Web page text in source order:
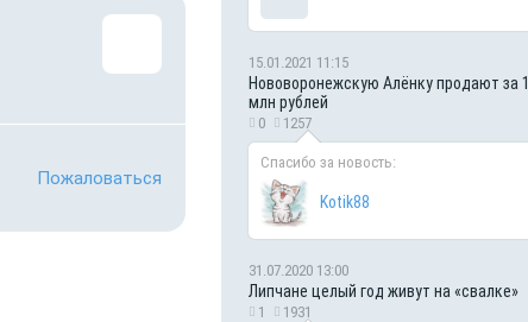
Пожаловаться
15.01.2021 11:15
Нововоронежскую Алёнку продают за 1
млн рублей
0 1257
Спасибо за новость:
Kotik88
31.07.2020 13:00
Липчане целый год живут на «свалке»
1 1931